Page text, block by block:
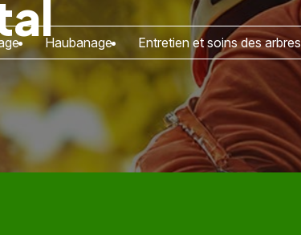
Haubanage Entretien et soins des arbres